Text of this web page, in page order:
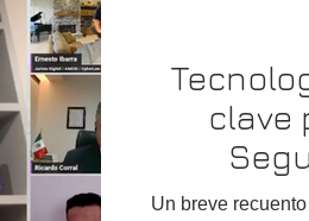
Talento
LEY PROPIEDAD
clave
Un breve recuento del webinar